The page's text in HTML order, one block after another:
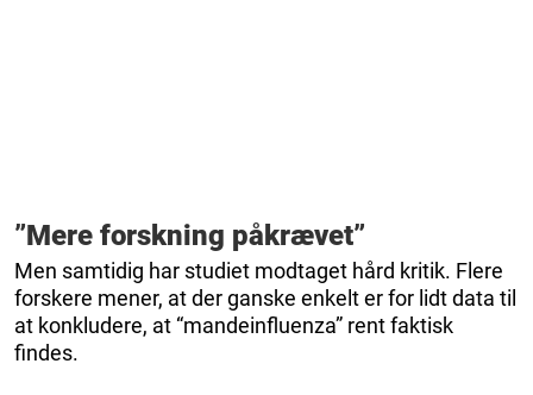
”Mere forskning påkrævet”
Men samtidig har studiet modtaget hård kritik. Flere
forskere mener, at der ganske enkelt er for lidt data til
at konkludere, at “mandeinfluenza” rent faktisk
findes.